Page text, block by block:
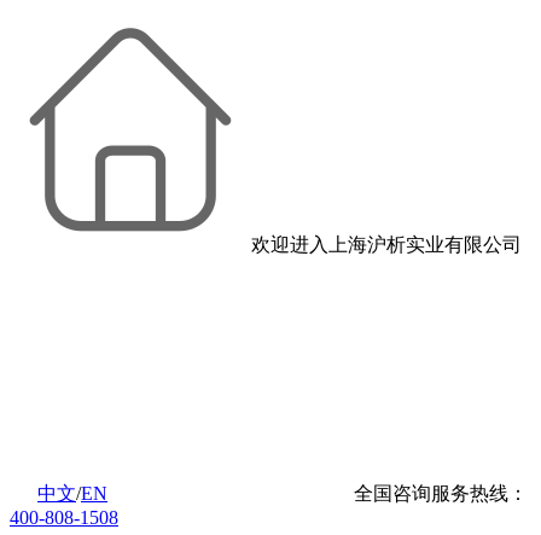
欢迎进入上海沪析实业有限公司
中文/EN
全国咨询服务热线：
400-808-1508